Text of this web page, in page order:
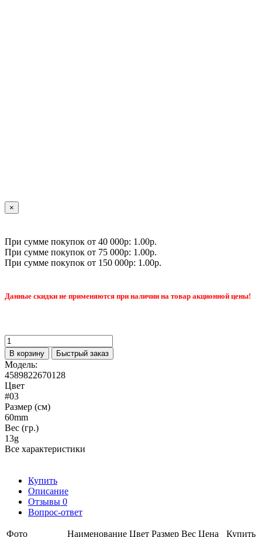
×
При сумме покупок от 40 000р: 1.00р.
При сумме покупок от 75 000р: 1.00р.
При сумме покупок от 150 000р: 1.00р.
Данные скидки не применяются при наличии на товар акционной цены!
В корзину Быстрый заказ
Модель:
4589822670128
Цвет
#03
Размер (см)
60mm
Вес (гр.)
13g
Все характеристики
Купить
Описание
Отзывы 0
Вопрос-ответ
Фото Наименование Цвет Размер Вес Цена Купить